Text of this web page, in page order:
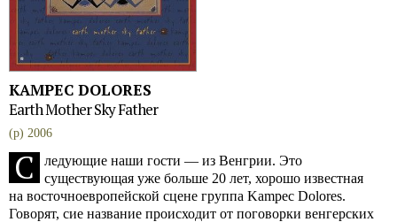
KAMPEC DOLORES
Earth Mother Sky Father
(p) 2006
С
ледующие наши гости — из Венгрии. Это
существующая уже больше 20 лет, хорошо известная
на восточноевропейской сцене группа Kampec Dolores.
Говорят, сие название происходит от поговорки венгерских